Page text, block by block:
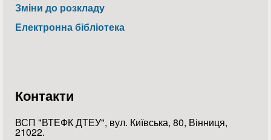
Зміни до розкладу
Електронна бібліотека
Контакти
ВСП "ВТЕФК ДТЕУ", вул. Київська, 80, Вінниця,
21022.